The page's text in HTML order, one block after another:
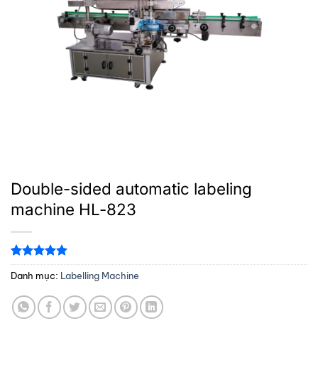
Double-sided automatic labeling
machine HL-823
5.00trên 5
dựa trên
1
Danh mục: Labelling Machine